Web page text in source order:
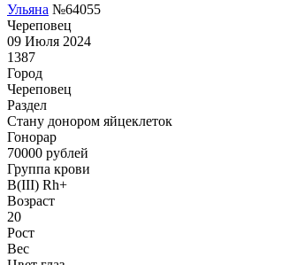
Ульяна №64055
Череповец
09 Июля 2024
1387
Город
Череповец
Раздел
Стану донором яйцеклеток
Гонoрар
70000 рублей
Группа крови
B(III) Rh+
Возраст
20
Рост
Вес